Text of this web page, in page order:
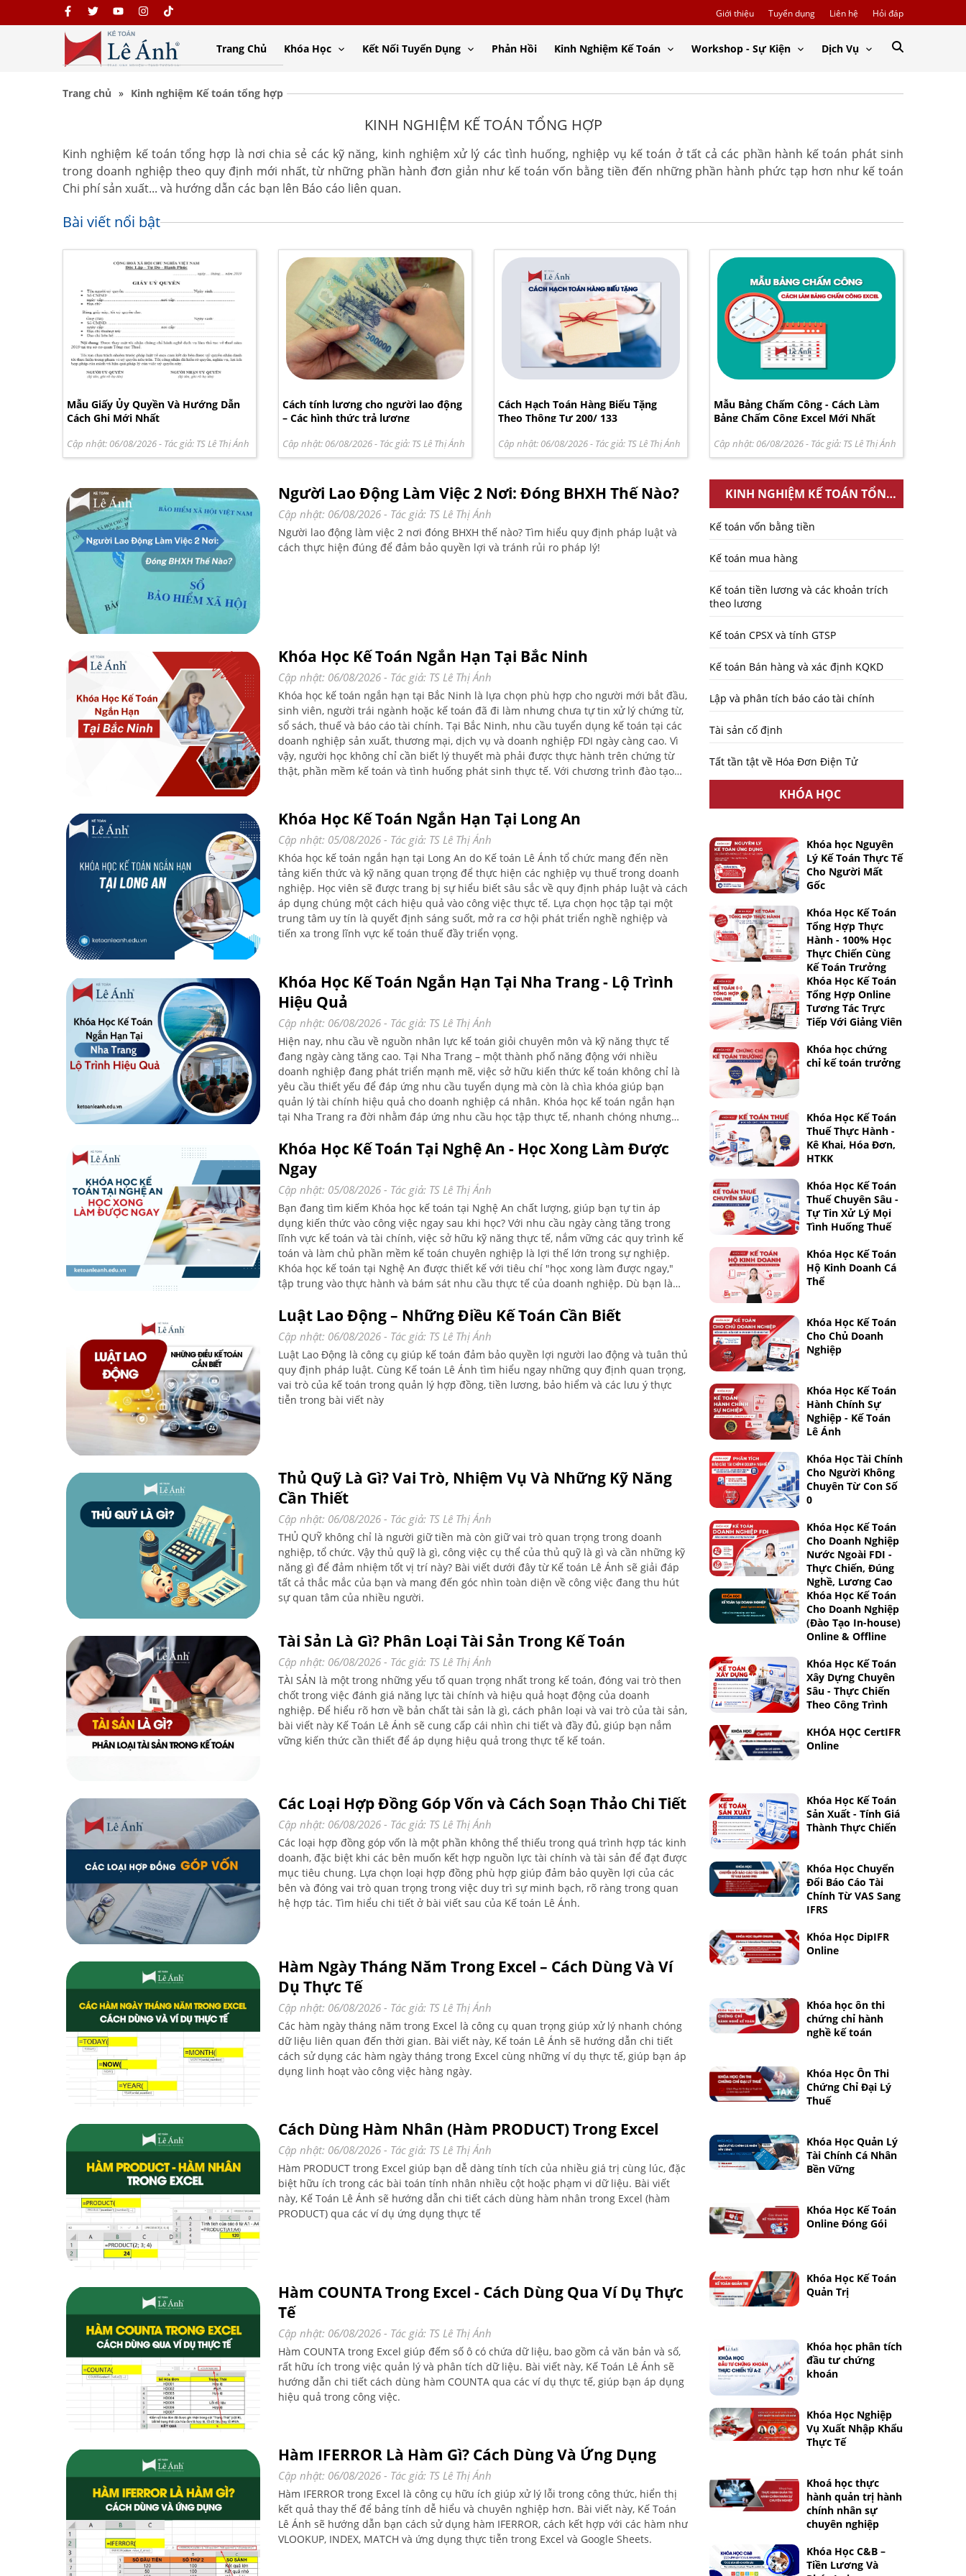
Giới thiệu Tuyển dụng Liên hệ Hỏi đáp
Trang Chủ Khóa Học Kết Nối Tuyển Dụng Phản Hồi Kinh Nghiệm Kế Toán Workshop - Sự Kiện Dịch Vụ
Trang chủ Kinh nghiệm Kế toán tổng hợp
KINH NGHIỆM KẾ TOÁN TỔNG HỢP
Kinh nghiệm kế toán tổng hợp là nơi chia sẻ các kỹ năng, kinh nghiệm xử lý các tình huống, nghiệp vụ kế toán ở tất cả các phần hành kế toán phát sinh
trong doanh nghiệp theo quy định mới nhất, từ những phần hành đơn giản như kế toán vốn bằng tiền đến những phần hành phức tạp hơn như kế toán
Chi phí sản xuất... và hướng dẫn các bạn lên Báo cáo liên quan.
Bài viết nổi bật
Mẫu Giấy Ủy Quyền Và Hướng Dẫn
Cách Ghi Mới Nhất
Cập nhật: 06/08/2026- Tác giả: TS Lê Thị Ánh
Cách tính lương cho người lao động
– Các hình thức trả lương
Cập nhật: 06/08/2026- Tác giả: TS Lê Thị Ánh
Cách Hạch Toán Hàng Biếu Tặng
Theo Thông Tư 200/ 133
Cập nhật: 06/08/2026- Tác giả: TS Lê Thị Ánh
Mẫu Bảng Chấm Công - Cách Làm
Bảng Chấm Công Excel Mới Nhất
Cập nhật: 06/08/2026- Tác giả: TS Lê Thị Ánh
Người Lao Động Làm Việc 2 Nơi: Đóng BHXH Thế Nào?
Cập nhật: 06/08/2026 - Tác giả: TS Lê Thị Ánh
Người lao động làm việc 2 nơi đóng BHXH thế nào? Tìm hiểu quy định pháp luật và
cách thực hiện đúng để đảm bảo quyền lợi và tránh rủi ro pháp lý!
Khóa Học Kế Toán Ngắn Hạn Tại Bắc Ninh
Cập nhật: 06/08/2026 - Tác giả: TS Lê Thị Ánh
Khóa học kế toán ngắn hạn tại Bắc Ninh là lựa chọn phù hợp cho người mới bắt đầu,
sinh viên, người trái ngành hoặc kế toán đã đi làm nhưng chưa tự tin xử lý chứng từ,
sổ sách, thuế và báo cáo tài chính. Tại Bắc Ninh, nhu cầu tuyển dụng kế toán tại các
doanh nghiệp sản xuất, thương mại, dịch vụ và doanh nghiệp FDI ngày càng cao. Vì
vậy, người học không chỉ cần biết lý thuyết mà phải được thực hành trên chứng từ
thật, phần mềm kế toán và tình huống phát sinh thực tế. Với chương trình đào tạo
học viên tự tin áp dụng hiệu quả vào công việc. Hãy cùng khám phá những lợi ích và
cơ hội mà khóa học này mang lại!
Khóa Học Kế Toán Ngắn Hạn Tại Long An
Cập nhật: 05/08/2026 - Tác giả: TS Lê Thị Ánh
Khóa học kế toán ngắn hạn tại Long An do Kế toán Lê Ánh tổ chức mang đến nền
tảng kiến thức và kỹ năng quan trọng để thực hiện các nghiệp vụ thuế trong doanh
nghiệp. Học viên sẽ được trang bị sự hiểu biết sâu sắc về quy định pháp luật và cách
áp dụng chúng một cách hiệu quả vào công việc thực tế. Lựa chọn học tập tại một
trung tâm uy tín là quyết định sáng suốt, mở ra cơ hội phát triển nghề nghiệp và
tiến xa trong lĩnh vực kế toán thuế đầy triển vọng.
Khóa Học Kế Toán Ngắn Hạn Tại Nha Trang - Lộ Trình
Hiệu Quả
Cập nhật: 06/08/2026 - Tác giả: TS Lê Thị Ánh
Hiện nay, nhu cầu về nguồn nhân lực kế toán giỏi chuyên môn và kỹ năng thực tế
đang ngày càng tăng cao. Tại Nha Trang – một thành phố năng động với nhiều
doanh nghiệp đang phát triển mạnh mẽ, việc sở hữu kiến thức kế toán không chỉ là
yêu cầu thiết yếu để đáp ứng nhu cầu tuyển dụng mà còn là chìa khóa giúp bạn
quản lý tài chính hiệu quả cho doanh nghiệp cá nhân. Khóa học kế toán ngắn hạn
tại Nha Trang ra đời nhằm đáp ứng nhu cầu học tập thực tế, nhanh chóng nhưng
học này mang lại trong bài viết này nhé!
Khóa Học Kế Toán Tại Nghệ An - Học Xong Làm Được
Ngay
Cập nhật: 05/08/2026 - Tác giả: TS Lê Thị Ánh
Bạn đang tìm kiếm Khóa học kế toán tại Nghệ An chất lượng, giúp bạn tự tin áp
dụng kiến thức vào công việc ngay sau khi học? Với nhu cầu ngày càng tăng trong
lĩnh vực kế toán và tài chính, việc sở hữu kỹ năng thực tế, nắm vững các quy trình kế
toán và làm chủ phần mềm kế toán chuyên nghiệp là lợi thế lớn trong sự nghiệp.
Khóa học kế toán tại Nghệ An được thiết kế với tiêu chí "học xong làm được ngay,"
tập trung vào thực hành và bám sát nhu cầu thực tế của doanh nghiệp. Dù bạn là
chính là khóa học giúp bạn nhanh chóng thành thạo nghiệp vụ kế toán và mở ra cơ
hội nghề nghiệp vững chắc. Hãy cùng Kế toán Lê Ánh tìm hiểu vì sao khóa học này sẽ
là lựa chọn hoàn hảo cho những ai muốn chinh phục lĩnh vực kế toán tại Nghệ An!
Luật Lao Động – Những Điều Kế Toán Cần Biết
Cập nhật: 06/08/2026 - Tác giả: TS Lê Thị Ánh
Luật Lao Động là công cụ giúp kế toán đảm bảo quyền lợi người lao động và tuân thủ
quy định pháp luật. Cùng Kế toán Lê Ánh tìm hiểu ngay những quy định quan trọng,
vai trò của kế toán trong quản lý hợp đồng, tiền lương, bảo hiểm và các lưu ý thực
tiễn trong bài viết này
Thủ Quỹ Là Gì? Vai Trò, Nhiệm Vụ Và Những Kỹ Năng
Cần Thiết
Cập nhật: 06/08/2026 - Tác giả: TS Lê Thị Ánh
THỦ QUỸ không chỉ là người giữ tiền mà còn giữ vai trò quan trọng trong doanh
nghiệp, tổ chức. Vậy thủ quỹ là gì, công việc cụ thể của thủ quỹ là gì và cần những kỹ
năng gì để đảm nhiệm tốt vị trí này? Bài viết dưới đây từ Kế toán Lê Ánh sẽ giải đáp
tất cả thắc mắc của bạn và mang đến góc nhìn toàn diện về công việc đang thu hút
sự quan tâm của nhiều người.
Tài Sản Là Gì? Phân Loại Tài Sản Trong Kế Toán
Cập nhật: 06/08/2026 - Tác giả: TS Lê Thị Ánh
TÀI SẢN là một trong những yếu tố quan trọng nhất trong kế toán, đóng vai trò then
chốt trong việc đánh giá năng lực tài chính và hiệu quả hoạt động của doanh
nghiệp. Để hiểu rõ hơn về bản chất tài sản là gì, cách phân loại và vai trò của tài sản,
bài viết này Kế Toán Lê Ánh sẽ cung cấp cái nhìn chi tiết và đầy đủ, giúp bạn nắm
vững kiến thức cần thiết để áp dụng hiệu quả trong thực tế kế toán.
Các Loại Hợp Đồng Góp Vốn và Cách Soạn Thảo Chi Tiết
Cập nhật: 06/08/2026 - Tác giả: TS Lê Thị Ánh
Các loại hợp đồng góp vốn là một phần không thể thiếu trong quá trình hợp tác kinh
doanh, đặc biệt khi các bên muốn kết hợp nguồn lực tài chính và tài sản để đạt được
mục tiêu chung. Lựa chọn loại hợp đồng phù hợp giúp đảm bảo quyền lợi của các
bên và đóng vai trò quan trọng trong việc duy trì sự minh bạch, rõ ràng trong quan
hệ hợp tác. Tìm hiểu chi tiết ở bài viết sau của Kế toán Lê Ánh.
Hàm Ngày Tháng Năm Trong Excel – Cách Dùng Và Ví
Dụ Thực Tế
Cập nhật: 06/08/2026 - Tác giả: TS Lê Thị Ánh
Các hàm ngày tháng năm trong Excel là công cụ quan trọng giúp xử lý nhanh chóng
dữ liệu liên quan đến thời gian. Bài viết này, Kế toán Lê Ánh sẽ hướng dẫn chi tiết
cách sử dụng các hàm ngày tháng trong Excel cùng những ví dụ thực tế, giúp bạn áp
dụng linh hoạt vào công việc hàng ngày.
Cách Dùng Hàm Nhân (Hàm PRODUCT) Trong Excel
Cập nhật: 06/08/2026 - Tác giả: TS Lê Thị Ánh
Hàm PRODUCT trong Excel giúp bạn dễ dàng tính tích của nhiều giá trị cùng lúc, đặc
biệt hữu ích trong các bài toán tính nhân nhiều cột hoặc phạm vi dữ liệu. Bài viết
này, Kế Toán Lê Ánh sẽ hướng dẫn chi tiết cách dùng hàm nhân trong Excel (hàm
PRODUCT) qua các ví dụ ứng dụng thực tế
Hàm COUNTA Trong Excel - Cách Dùng Qua Ví Dụ Thực
Tế
Cập nhật: 06/08/2026 - Tác giả: TS Lê Thị Ánh
Hàm COUNTA trong Excel giúp đếm số ô có chứa dữ liệu, bao gồm cả văn bản và số,
rất hữu ích trong việc quản lý và phân tích dữ liệu. Bài viết này, Kế Toán Lê Ánh sẽ
hướng dẫn chi tiết cách dùng hàm COUNTA qua các ví dụ thực tế, giúp bạn áp dụng
hiệu quả trong công việc.
Hàm IFERROR Là Hàm Gì? Cách Dùng Và Ứng Dụng
Cập nhật: 06/08/2026 - Tác giả: TS Lê Thị Ánh
Hàm IFERROR trong Excel là công cụ hữu ích giúp xử lý lỗi trong công thức, hiển thị
kết quả thay thế để bảng tính dễ hiểu và chuyên nghiệp hơn. Bài viết này, Kế Toán
Lê Ánh sẽ hướng dẫn bạn cách sử dụng hàm IFERROR, cách kết hợp với các hàm như
VLOOKUP, INDEX, MATCH và ứng dụng thực tiễn trong Excel và Google Sheets.
KINH NGHIỆM KẾ TOÁN TỔNG
HỢP
Kế toán vốn bằng tiền
Kế toán mua hàng
Kế toán tiền lương và các khoản trích
theo lương
Kế toán CPSX và tính GTSP
Kế toán Bán hàng và xác định KQKD
Lập và phân tích báo cáo tài chính
Tài sản cố định
Tất tần tật về Hóa Đơn Điện Tử
KHÓA HỌC
Khóa học Nguyên
Lý Kế Toán Thực Tế
Cho Người Mất
Gốc
Khóa Học Kế Toán
Tổng Hợp Thực
Hành - 100% Học
Thực Chiến Cùng
Kế Toán Trưởng
Khóa Học Kế Toán
Tổng Hợp Online
Tương Tác Trực
Tiếp Với Giảng Viên
Khóa học chứng
chỉ kế toán trưởng
Khóa Học Kế Toán
Thuế Thực Hành -
Kê Khai, Hóa Đơn,
HTKK
Khóa Học Kế Toán
Thuế Chuyên Sâu -
Tự Tin Xử Lý Mọi
Tình Huống Thuế
Khóa Học Kế Toán
Hộ Kinh Doanh Cá
Thể
Khóa Học Kế Toán
Cho Chủ Doanh
Nghiệp
Khóa Học Kế Toán
Hành Chính Sự
Nghiệp - Kế Toán
Lê Ánh
Khóa Học Tài Chính
Cho Người Không
Chuyên Từ Con Số
0
Khóa Học Kế Toán
Cho Doanh Nghiệp
Nước Ngoài FDI -
Thực Chiến, Đúng
Nghề, Lương Cao
Khóa Học Kế Toán
Cho Doanh Nghiệp
(Đào Tạo In-house)
Online & Offline
Khóa Học Kế Toán
Xây Dựng Chuyên
Sâu - Thực Chiến
Theo Công Trình
KHÓA HỌC CertIFR
Online
Khóa Học Kế Toán
Sản Xuất - Tính Giá
Thành Thực Chiến
Khóa Học Chuyển
Đổi Báo Cáo Tài
Chính Từ VAS Sang
IFRS
Khóa Học DipIFR
Online
Khóa học ôn thi
chứng chỉ hành
nghề kế toán
Khóa Học Ôn Thi
Chứng Chỉ Đại Lý
Thuế
Khóa Học Quản Lý
Tài Chính Cá Nhân
Bền Vững
Khóa Học Kế Toán
Online Đóng Gói
Khóa Học Kế Toán
Quản Trị
Khóa học phân tích
đầu tư chứng
khoán
Khóa Học Nghiệp
Vụ Xuất Nhập Khẩu
Thực Tế
Khoá học thực
hành quản trị hành
chính nhân sự
chuyên nghiệp
Khóa Học C&B –
Tiền Lương Và